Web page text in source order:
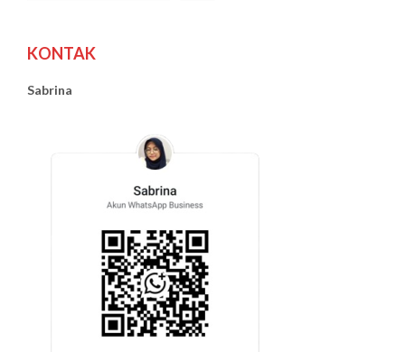
KONTAK
Sabrina